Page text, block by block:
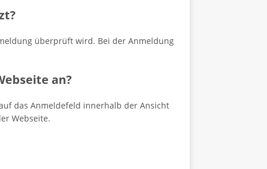
überprüft wird. Bei der Anmeldung
an?
das Anmeldefeld innerhalb der Ansicht
Webseite.